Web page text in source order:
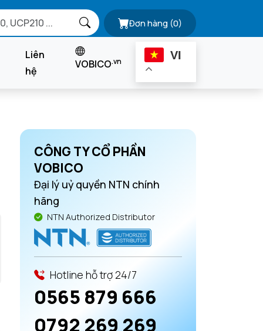
Đơn hàng (0)
Liên
hệ
VOBICO.vn VI
CÔNG TY CỔ PHẦN
VOBICO
Đại lý uỷ quyền NTN chính
hãng
NTN Authorized Distributor
Hotline hỗ trợ 24/7
0565 879 666
0792 269 269